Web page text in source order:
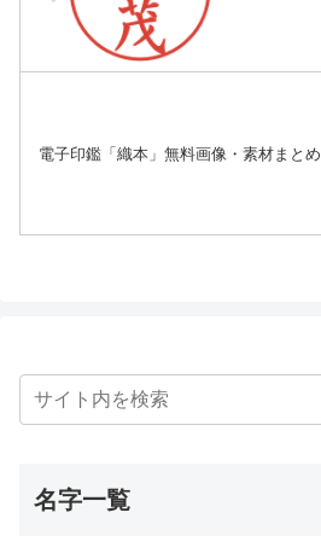
電子印鑑「織本」無料画像・素材まとめ
名字一覧